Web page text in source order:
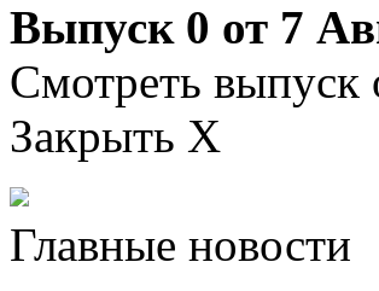
Выпуск 0 от 7
Смотреть выпуск
Закрыть X
Главные новости